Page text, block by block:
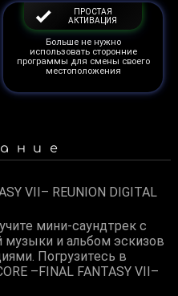
ПРОСТАЯ
АКТИВАЦИЯ
Больше не нужно
использовать сторонние
программы для смены своего
местоположения
VII– REUNION DIGITAL
мини-саундтрек с
и альбом эскизов
Погрузитесь в
–FINAL FANTASY VII–